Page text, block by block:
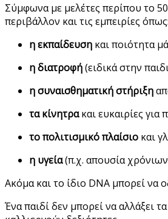
Σύμφωνα με μελέτες περίπου το
περιβάλλον και τις εμπειρίες όπως:
η εκπαίδευση και ποιότητα
η διατροφή(ειδικά στην
η συναισθηματική στήριξη
τα κίνητρακαι ευκαιρίες για
το πολιτισμικό πλαίσιο και
η υγεία(π.χ. απουσία
Ακόμα και το ίδιο DNA μπορεί να
Ένα παιδί δεν μπορεί να αλλάξει